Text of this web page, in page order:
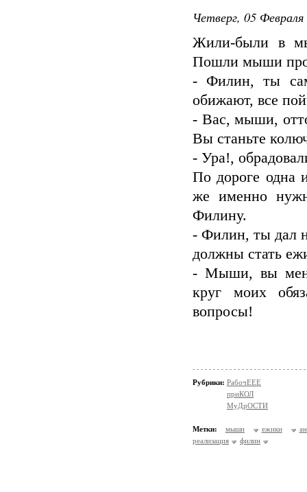
Четверг, 05
Жили-были в
Пошли мыши
- Филин, ты
обижают, все
- Вас, мыши,
Вы станьте
- Ура!,
По дороге одна
же именно
Филину.
- Филин, ты дал
должны стать
- Мыши, вы меня
круг моих
вопросы!
Рубрики: РабочЕЕЕ
приКОЛ
МуДрОСТИ
Метки: мыши ежики
реализация
филин